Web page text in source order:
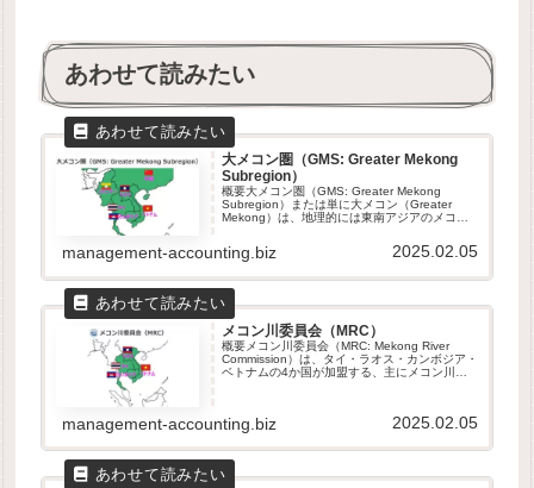
あわせて読みたい
大メコン圏（GMS: Greater Mekong
Subregion）
概要大メコン圏（GMS: Greater Mekong
Subregion）または単に大メコン（Greater
Mekong）は、地理的には東南アジアのメコン
年にアジア開発銀行（ADB）がカンボ...
management-accounting.biz 2025.02.05
メコン川委員会（MRC）
概要メコン川委員会（MRC: Mekong River
Commission）は、タイ・ラオス・カンボジア・
ベトナムの4か国が加盟する、主にメコン川の
management-accounting.biz 2025.02.05